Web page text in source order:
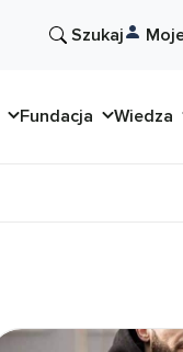
Szukaj
Fundacja Wiedza